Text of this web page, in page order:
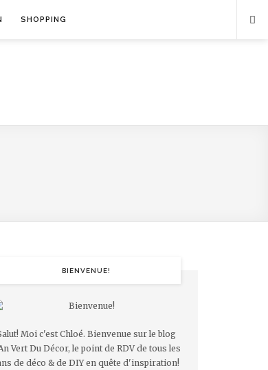
SHOPPING
BIENVENUE!
Moi c'est Chloé. Bienvenue sur le blog
Vert Du Décor, le point de RDV de tous les
de déco & de DIY en quête d'inspiration!